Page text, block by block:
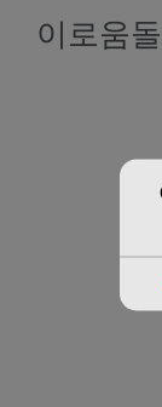
이로움